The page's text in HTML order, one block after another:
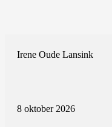
Irene Oude Lansink
8 oktober 2026